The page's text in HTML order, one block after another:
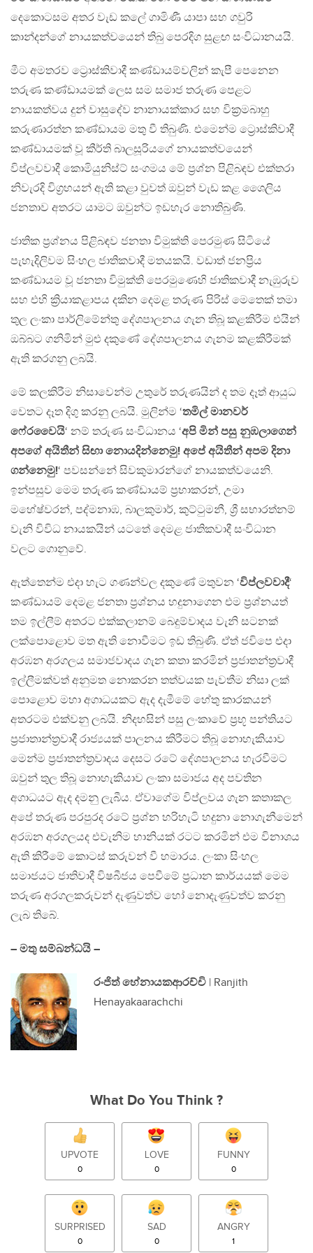
දෙකොටසම අතර වැඩ කලේ ගාමිණී යාපා සහ ගවුරි
කාන්දන්ගේ නායකත්වයෙන් තිබු පෙරදිග සුළඟ සංවිධානයයි.
මීට අමතරව ට්‍රොස්කිවාදී කණ්ඩායම්වලින් කැපී පෙනෙන
තරුණ කණ්ඩායමක් ලෙස සම සමාජ තරුණ පෙළට
නායකත්වය දුන් වාසුදේව නානායක්කාර සහ වික්‍රමබාහු
කරුණාරත්න කණ්ඩායම මතු වී තිබුණි. එමෙන්ම ට්‍රොස්කිවාදී
කණ්ඩායමක් වූ කීර්ති බාලසූරියගේ නායකත්වයෙන්
විප්ලවවාදී කොමියුනිස්ට් සංගමය මේ ප්‍රශ්න පිළිබඳව එක්තරා
නිවැරදි විග්‍රහයන් ඇති කළා වුවත් ඔවුන් වැඩ කළ ශෛලිය
ජනතාව අතරට යාමට ඔවුන්ට ඉඩහැර නොතිබුණි.
ජාතික ප්‍රශ්නය පිළිබඳව ජනතා විමුක්ති පෙරමුණ සිටියේ
පැහැදිලිවම සිංහල ජාතිකවාදී මතයකයි. වඩාත් ජනප්‍රිය
කණ්ඩායම වූ ජනතා විමුක්ති පෙරමුණෙහි ජාතිකවාදී නැඹුරුව
සහ එහි ක්‍රියාකළාපය දකින දෙමළ තරුණ පිරිස් මෙතෙක් තමා
තුල ලංකා පාර්ලිමේන්තු දේශපාලනය ගැන තිබූ කළකිරීම එයින්
ඔබ්බට ගනිමින් මුළු දකුණේ දේශපාලනය ගැනම කළකිරීමක්
ඇති කරගනු ලබයි.
මේ කලකිරීම නිසාවෙන්ම උතුරේ තරුණයින් ද තම දෑත් ආයුධ
වෙතට දෑත දිගු කරනු ලබයි. මුලින්ම ‘තමිල් මානවර්
ෆේරවෛයි‘ නම් තරුණ සංවිධානය ‘අපි මින් පසු නුඹලාගෙන්
අපගේ අයිතීන් සිඟා නොයදින්නෙමු! අපේ අයිතීන් අපම දිනා
ගන්නෙමු!‘ පවසන්නේ සිවකුමාරන්ගේ නායකත්වයෙනි.
ඉන්පසුව මෙම තරුණ කණ්ඩායම් ප්‍රභාකරන්, උමා
මහේෂ්වරන්, පද්මනාඹ, බාලකුමාර්, කුට්ටුමනී, ශ්‍රී සභාරත්නම්
වැනි විවිධ නායකයින් යටතේ දෙමළ ජාතිකවාදී සංවිධාන
වලට ගොනුවේ.
ඇත්තෙන්ම එදා හැට ගණන්වල දකුණේ මතුවන ‘විප්ලවවාදී‘
කණ්ඩායම් දෙමළ ජනතා ප්‍රශ්නය හදුනාගෙන එම ප්‍රශ්නයත්
තම ඉල්ලීම් අතරට එක්කලානම් බෙදුම්වාදය වැනි සටනක්
ලක්පොළොව මත ඇති නොවීමට ඉඩ තිබුණි. ඒත් ජවිපෙ එදා
අරඹන අරගලය සමාජවාදය ගැන කතා කරමින් ප්‍රජාතන්ත්‍රවාදී
ඉල්ලීමක්වත් අනුමත නොකරන තත්වයක පැවතීම නිසා ලක්
පොළොව මහා අගාධයකට ඇද දැමීමේ හේතු කාරකයන්
අතරටම එක්වනු ලබයි. නිදහසින් පසු ලංකාවේ ප්‍රභූ පන්තියට
ප්‍රජාතාන්ත්‍රවාදී රාජ්‍යයක් පාලනය කිරීමට තිබූ නොහැකියාව
මෙන්ම ප්‍රජාතන්ත්‍රවාදය දෙසට රටේ දේශපාලනය හැරවීමට
ඔවුන් තුල තිබූ නොහැකියාව ලංකා සමාජය අද පවතින
අගාධයට ඇද දමනු ලැබීය. ඒවාගේම විප්ලවය ගැන කතාකල
අපේ තරුණ පරපුරද රටේ ප්‍රශ්න හරිහැටි හදුනා නොගැනීමෙන්
අරඹන අරගලයද එවැනිම හානියක් රටට කරමින් එම විනාශය
ඇති කිරීමේ කොටස් කරුවන් වී හමාරය. ලංකා සිංහල
සමාජයට ජාතිවාදී විෂබීජය පෙවීමේ ප්‍රධාන කාර්යයක් මෙම
තරුණ අරගලකරුවන් දැණුවත්ව හෝ නොදැණුවත්ව කරනු
ලැබ තිබේ.
– මතු සම්බන්ධයි –
රංජිත් හේනායකආරච්චි | Ranjith
Henayakaarachchi
What Do You Think ?
UPVOTE
0
LOVE
0
FUNNY
0
SURPRISED
0
SAD
0
ANGRY
1